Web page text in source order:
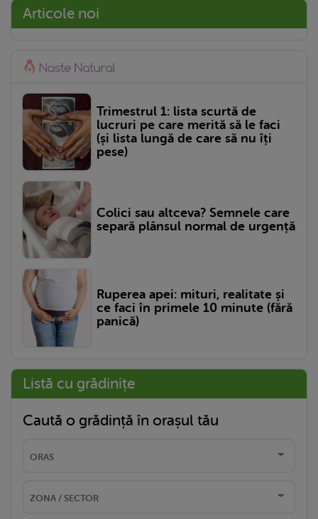
Articole noi
Trimestrul 1: lista scurtă de
lucruri pe care merită să le faci
(și lista lungă de care să nu îți
pese)
Colici sau altceva? Semnele care
separă plânsul normal de urgență
Ruperea apei: mituri, realitate și
ce faci în primele 10 minute (fără
panică)
Listă cu grădinițe
Caută o grădință în orașul tău